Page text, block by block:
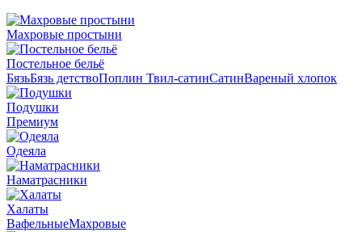
Махровые простыни
Постельное бельё
БязьБязь детствоПоплин Твил-сатинСатинВареный хлопок
Подушки
Премиум
Одеяла
Наматрасники
Халаты
ВафельныеМахровые